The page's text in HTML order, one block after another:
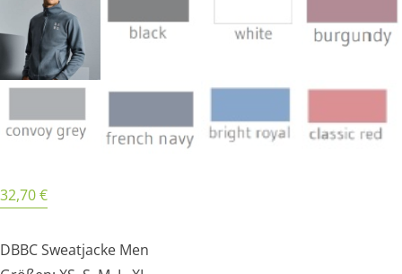
32,70€
DBBC Sweatjacke Men